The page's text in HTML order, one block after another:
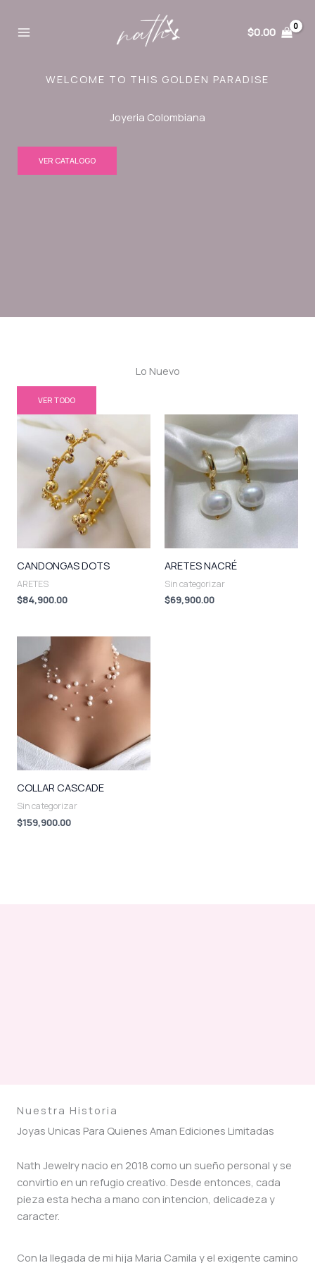
$0.00
WELCOME TO THIS GOLDEN PARADISE
Joyeria Colombiana
VER CATALOGO
Lo Nuevo
VER TODO
CANDONGAS DOTS
ARETES
$84,900.00
ARETES NACRÉ
Sin categorizar
$69,900.00
COLLAR CASCADE
Sin categorizar
$159,900.00
Nuestra Historia
Joyas Unicas Para Quienes Aman Ediciones Limitadas
Nath Jewelry nacio en 2018 como un sueño personal y se
convirtio en un refugio creativo. Desde entonces, cada
pieza esta hecha a mano con intencion, delicadeza y
caracter.
Con la llegada de mi hija Maria Camila y el exigente camino